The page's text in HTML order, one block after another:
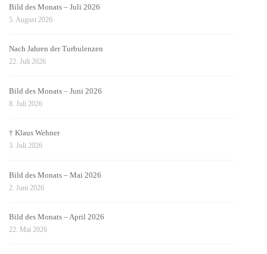
Bild des Monats – Juli 2026
5. August 2026
Nach Jahren der Turbulenzen
22. Juli 2026
Bild des Monats – Juni 2026
8. Juli 2026
† Klaus Wehner
3. Juli 2026
Bild des Monats – Mai 2026
2. Juni 2026
Bild des Monats – April 2026
22. Mai 2026